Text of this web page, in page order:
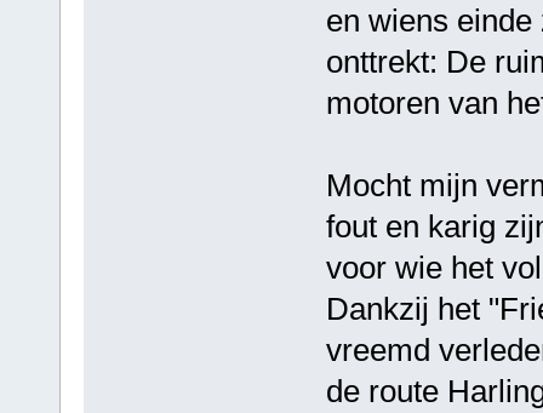
en wiens
onttrekt: De
motoren van
Mocht mijn
fout en karig
voor wie het
Dankzij het
vreemd
de route